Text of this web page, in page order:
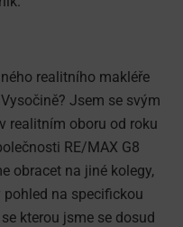
realitního makléře
Jsem se svým
realitním oboru od roku
RE/MAX G8
obracet na jiné kolegy,
na specifickou
kterou jsme se dosud